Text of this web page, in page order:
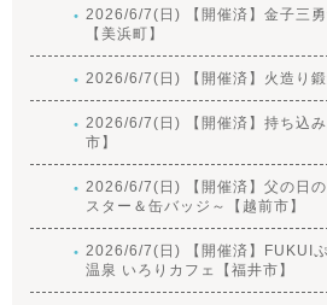
2026/6/7(日) 【開催済】金子三
【美浜町】
2026/6/7(日) 【開催済】火造り鍛
2026/6/7(日) 【開催済】持ち込
市】
2026/6/7(日) 【開催済】父の日
スター＆缶バッジ～【越前市】
2026/6/7(日) 【開催済】FUKUI
温泉 いろりカフェ【福井市】